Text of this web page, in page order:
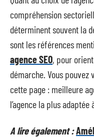
compréhension
déterminent souvent la
sont les références
agence SEO, pour
démarche. Vous
cette page : meilleure
l’agence la plus adaptée
A lire également :